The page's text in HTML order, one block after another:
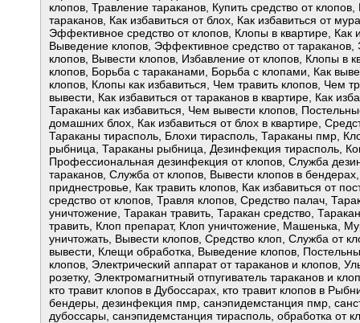
клопов, Травление тараканов, Купить средство от
тараканов, Как избавиться от блох, Как избавиться от
Эффективное средство от клопов, Клопы в квартире, Как
Выведение клопов, Эффективное средство от
клопов, Вывести клопов, Избавление от клопов, Клопы в
клопов, Борьба с тараканами, Борьба с клопами, Как
клопов, Клопы как избавиться, Чем травить клопов, Чем
вывести, Как избавиться от тараканов в квартире, Как
Тараканы как избавиться, Чем вывести клопов,
домашних блох, Как избавиться от блох в квартире,
Тараканы тирасполь, Блохи тирасполь, Тараканы пмр,
рыбница, Тараканы рыбница, Дезинфекция тирасполь,
Профессиональная дезинфекция от клопов, Служба
тараканов, Служба от клопов, Вывести клопов в
приднестровье, Как травить клопов, Как избавиться от
средство от клопов, Травля клопов, Средство палач,
уничтожение, Таракан травить, Таракан средство,
травить, Клоп препарат, Клоп уничтожение, Машенька,
уничтожать, Вывести клопов, Средство клоп, Служба от
вывести, Клещи обработка, Выведение клопов,
клопов, Электрический аппарат от тараканов и клопов,
розетку, Электромагнитный отпугиватель тараканов и
кто травит клопов в Дубоссарах, кто травит клопов в
бендеры, дезинфекция пмр, санэпидемстанция пмр,
дубоссары, санэпидемстанция тирасполь, обработка от